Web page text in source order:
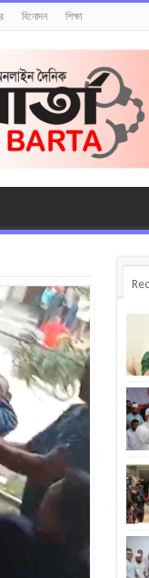
বিনোদন শিক্ষা